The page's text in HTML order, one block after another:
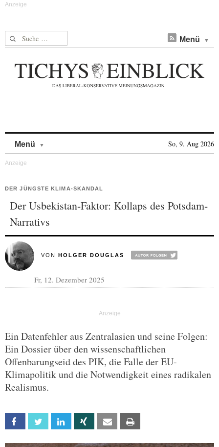
Suche nach: Menü
Menü So, 9. Aug 2026
DER JÜNGSTE KLIMA-SKANDAL
Der Usbekistan-Faktor: Kollaps des Potsdam-
Narrativs
VON HOLGER DOUGLAS
Fr, 12. Dezember 2025
Ein Datenfehler aus Zentralasien und seine Folgen:
Ein Dossier über den wissenschaftlichen
Offenbarungseid des PIK, die Falle der EU-
Klimapolitik und die Notwendigkeit eines radikalen
Realismus.
Facebook Twitter Linkedin Xing Email